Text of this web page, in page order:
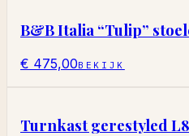
B&B Italia “Tulip”
€ 475,00BEKIJK
Turnkast gerestyled